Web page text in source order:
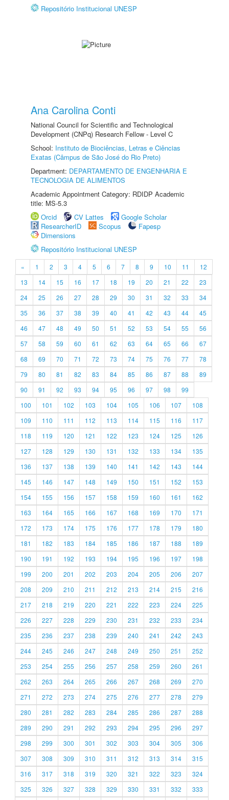
Repositório Institucional UNESP
Ana Carolina Conti
National Council for Scientific and Technological
Development (CNPq) Research Fellow - Level C
School: Instituto de Biociências, Letras e Ciências
Exatas (Câmpus de São José do Rio Preto)
Department: DEPARTAMENTO DE ENGENHARIA E
TECNOLOGIA DE ALIMENTOS
Academic Appointment Category: RDIDP Academic
title: MS-5.3
Orcid
CV Lattes
Google Scholar
ResearcherID
Scopus
Fapesp
Dimensions
Repositório Institucional UNESP
« 1 2 3 4 5 6 7 8 9 10 11
12
13
14 15 16 17 18 19 20 21 22
23
24
25 26 27 28 29 30 31 32 33
34
35
36 37 38 39 40 41 42 43 44
45
46
47 48 49 50 51 52 53 54 55
56
57
58 59 60 61 62 63 64 65 66
67
68
69 70 71 72 73 74 75 76 77
78
79
80 81 82 83 84 85 86 87 88
89
90
91 92 93 94 95 96 97 98
99
100
101 102 103 104 105 106 107
108
109
110 111 112 113 114 115 116
117
118
119 120 121 122 123 124 125
126
127
128 129 130 131 132 133 134
135
136
137 138 139 140 141 142 143
144
145
146 147 148 149 150 151 152
153
154
155 156 157 158 159 160 161
162
163
164 165 166 167 168 169 170
171
172
173 174 175 176 177 178 179
180
181
182 183 184 185 186 187 188
189
190
191 192 193 194 195 196 197
198
199
200 201 202 203 204 205 206
207
208
209 210 211 212 213 214 215
216
217
218 219 220 221 222 223 224
225
226
227 228 229 230 231 232 233
234
235
236 237 238 239 240 241 242
243
244
245 246 247 248 249 250 251
252
253
254 255 256 257 258 259 260
261
262
263 264 265 266 267 268 269
270
271
272 273 274 275 276 277 278
279
280
281 282 283 284 285 286 287
288
289
290 291 292 293 294 295 296
297
298
299 300 301 302 303 304 305
306
307
308 309 310 311 312 313 314
315
316
317 318 319 320 321 322 323
324
325
326 327 328 329 330 331 332 333